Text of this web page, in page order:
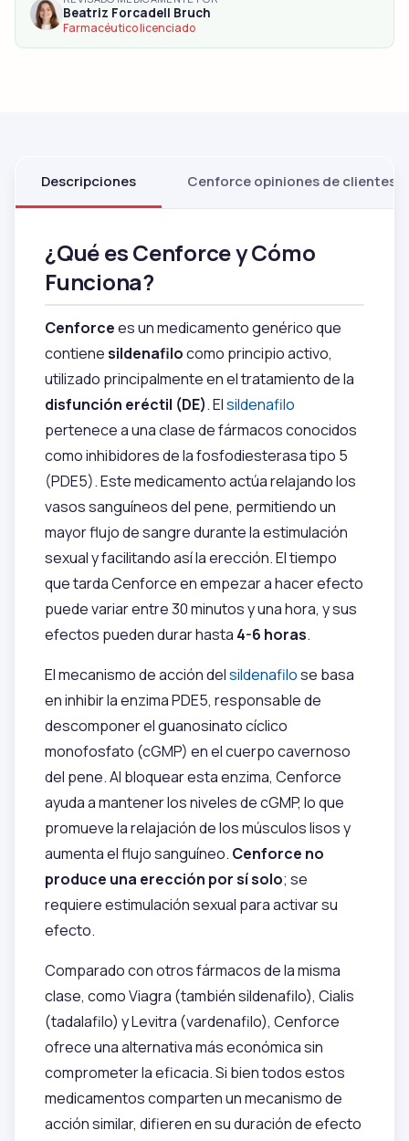
Beatriz Forcadell Bruch
Farmacéutico licenciado
Descripciones Cenforce opiniones de clientes
¿Qué es Cenforce y Cómo
Funciona?
Cenforcees un medicamento genérico que
contienesildenafilocomo principio activo,
utilizado principalmente en el tratamiento de la
disfunción eréctil (DE). Elsildenafilo
pertenece a una clase de fármacos conocidos
como inhibidores de la fosfodiesterasa tipo 5
(PDE5). Este medicamento actúa relajando los
vasos sanguíneos del pene, permitiendo un
mayor flujo de sangre durante la estimulación
sexual y facilitando así la erección. El tiempo
que tarda Cenforce en empezar a hacer efecto
puede variar entre 30 minutos y una hora, y sus
efectos pueden durar hasta 4-6 horas.
El mecanismo de acción delsildenafilose basa
en inhibir la enzima PDE5, responsable de
descomponer el guanosinato cíclico
monofosfato (cGMP) en el cuerpo cavernoso
del pene. Al bloquear esta enzima, Cenforce
ayuda a mantener los niveles de cGMP, lo que
promueve la relajación de los músculos lisos y
aumenta el flujo sanguíneo. Cenforce no
produce una erección por sí solo; se
requiere estimulación sexual para activar su
efecto.
Comparado con otros fármacos de la misma
clase, como Viagra (también sildenafilo), Cialis
(tadalafilo) y Levitra (vardenafilo), Cenforce
ofrece una alternativa más económica sin
comprometer la eficacia. Si bien todos estos
medicamentos comparten un mecanismo de
acción similar, difieren en su duración de efecto